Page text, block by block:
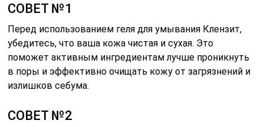
СОВЕТ №1
Перед использованием геля для умывания Клензит,
убедитесь, что ваша кожа чистая и сухая. Это
поможет активным ингредиентам лучше проникнуть
в поры и эффективно очищать кожу от загрязнений и
излишков себума.
СОВЕТ №2